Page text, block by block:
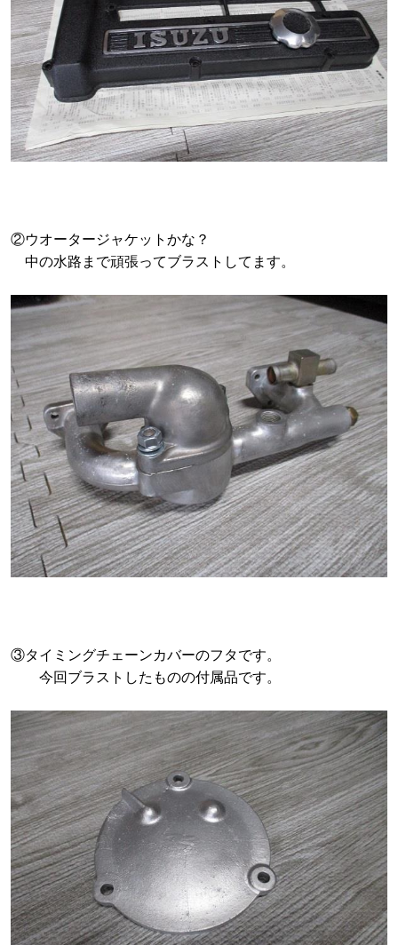
②ウオータージャケットかな？
中の水路まで頑張ってブラストしてます。
③タイミングチェーンカバーのフタです。
今回ブラストしたものの付属品です。